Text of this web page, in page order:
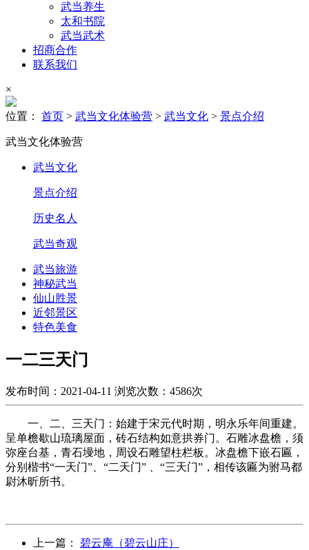
武当养生
太和书院
武当武术
招商合作
联系我们
×
位置： 首页 > 武当文化体验营 > 武当文化 > 景点介绍
武当文化体验营
武当文化
景点介绍
历史名人
武当奇观
武当旅游
神秘武当
仙山胜景
近邻景区
特色美食
一二三天门
发布时间：2021-04-11 浏览次数：4586次
一、二、三天门：始建于宋元代时期，明永乐年间重建。
呈单檐歇山琉璃屋面，砖石结构如意拱券门。石雕冰盘檐，须
弥座台基，青石墁地，周设石雕望柱栏板。冰盘檐下嵌石匾，
分别楷书“一天门”、“二天门”
、“三天门”，相传该匾为驸马都
尉沐昕所书。
上一篇： 碧云庵（碧云山庄）